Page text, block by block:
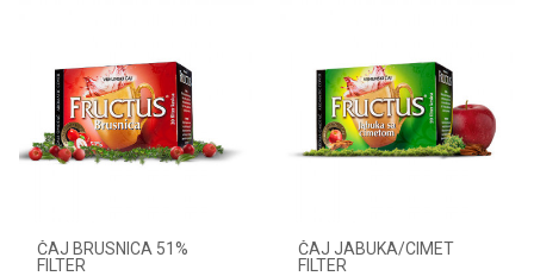
ČAJ BRUSNICA 51%
FILTER
ČAJ JABUKA/CIMET
FILTER